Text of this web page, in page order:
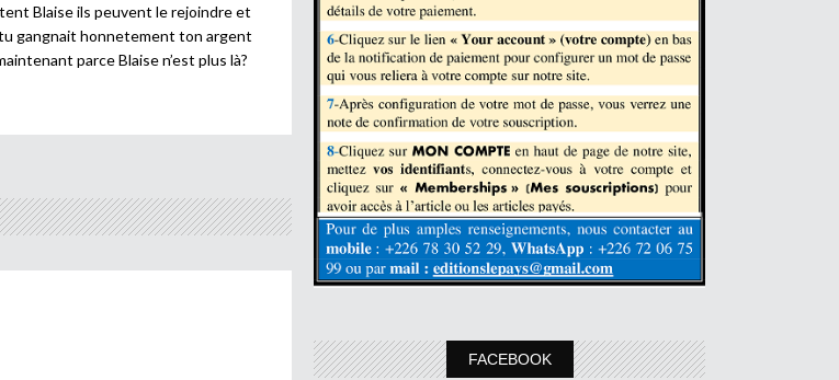
Blaise ils peuvent le rejoindre et
tu gangnait honnetement ton argent
parce Blaise n’est plus là?
FACEBOOK